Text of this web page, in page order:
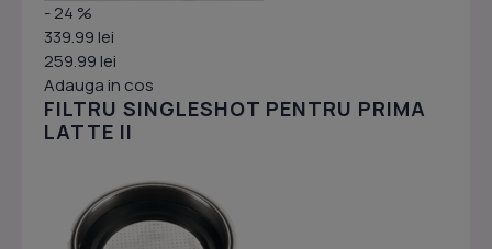
- 24 %
339.99 lei
259.99 lei
Adauga in cos
FILTRU SINGLESHOT PENTRU PRIMA
LATTE II